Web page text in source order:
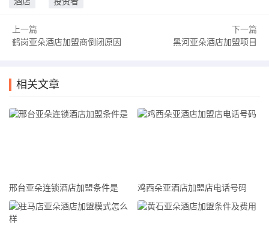
投资者实现酒店经营的成功。首先，总部提供全面的开店指导
提供市场调研、营销策划与推广支持，帮助投资者树立品牌形
管理咨询，帮助投资者提升酒店管理水平，确保酒店的良好运
营。
尾段总结
者加盟亚朵酒店，将享受到强大的品牌效应和市场支持，以及
总部提供的全方位的服务与支持。相信在大家的共同努力下，
亚朵酒店加盟项目必将取得更加辉煌的成就！
上一篇
鹤岗亚朵酒店加盟商倒闭原因
下一篇
黑河亚朵酒店加盟项目
相关文章
邢台亚朵连锁酒店加盟条件是 鸡西朵亚酒店加盟店电话号码